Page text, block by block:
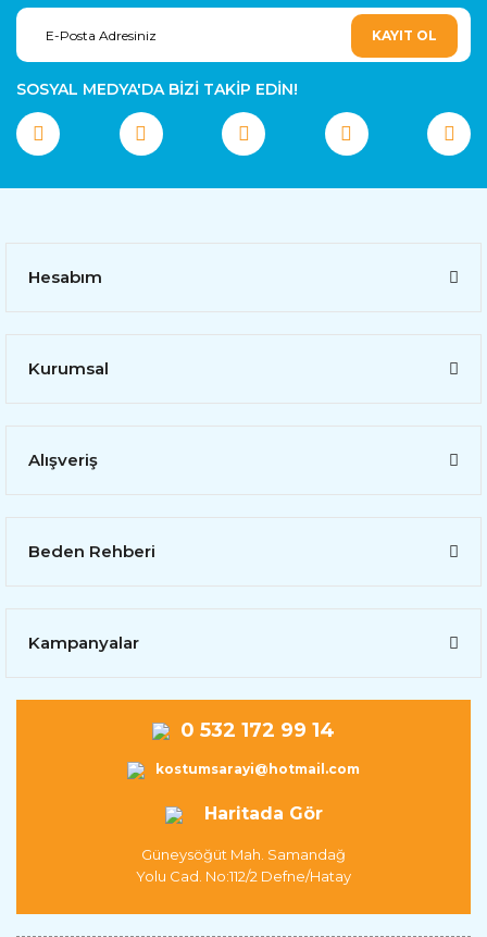
KAYIT OL
SOSYAL MEDYA'DA BİZİ TAKİP EDİN!
Hesabım
Kurumsal
Alışveriş
Beden Rehberi
Kampanyalar
0 532 172 99 14
kostumsarayi@hotmail.com
Haritada Gör
Güneysöğüt Mah. Samandağ
Yolu Cad. No:112/2 Defne/Hatay